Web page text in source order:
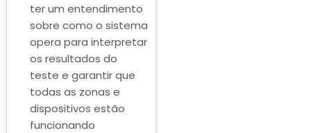
ter um entendimento
sobre como o sistema
opera para interpretar
os resultados do
teste e garantir que
todas as zonas e
dispositivos estão
funcionando